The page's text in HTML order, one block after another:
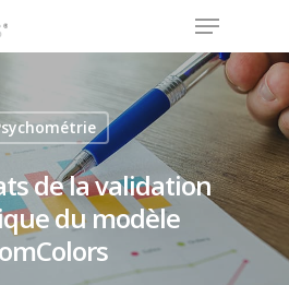
pour rechercher ou sur ESC
de la validation
du modèle